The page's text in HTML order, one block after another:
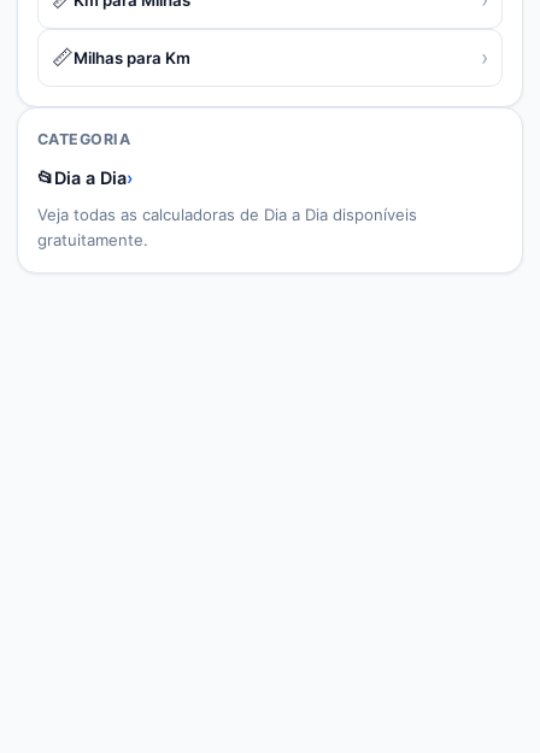
📏Milhas para Km ›
CATEGORIA
📂Dia a Dia›
Veja todas as calculadoras de Dia a Dia disponíveis
gratuitamente.